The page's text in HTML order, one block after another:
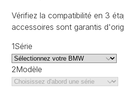
Vérifiez la compatibilité en 3
accessoires sont garantis
1Série
2Modèle